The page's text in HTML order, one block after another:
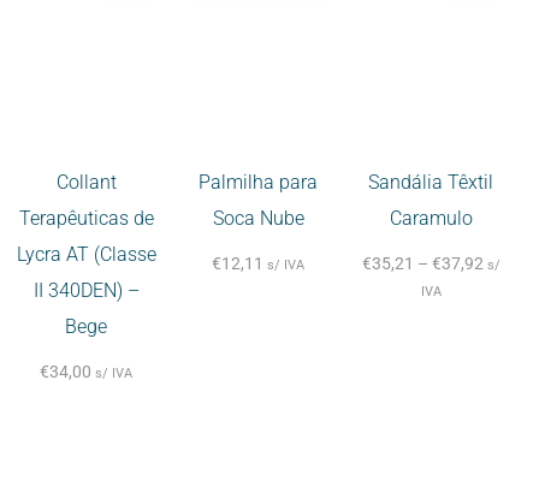
Collant
Terapêuticas de
Lycra AT (Classe
II 340DEN) –
Bege
€34,00 s/ IVA
Palmilha para
Soca Nube
€12,11 s/ IVA
Sandália Têxtil
Caramulo
€35,21 – €37,92 s/
IVA